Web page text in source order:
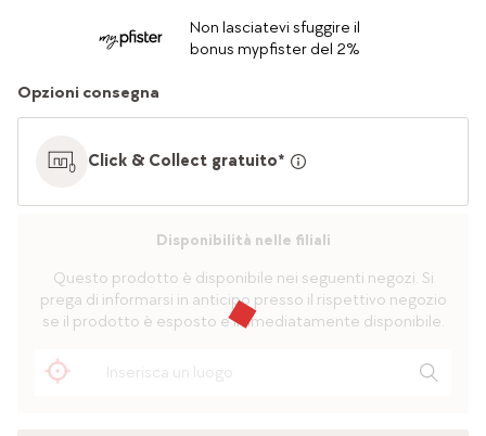
Non lasciatevi sfuggire il
bonus mypfister del 2%
Opzioni consegna
Click & Collect gratuito*
Disponibilità nelle filiali
Questo prodotto è disponibile nei seguenti negozi. Si
prega di informarsi in anticipo presso il rispettivo negozio
se il prodotto è esposto e immediatamente disponibile.